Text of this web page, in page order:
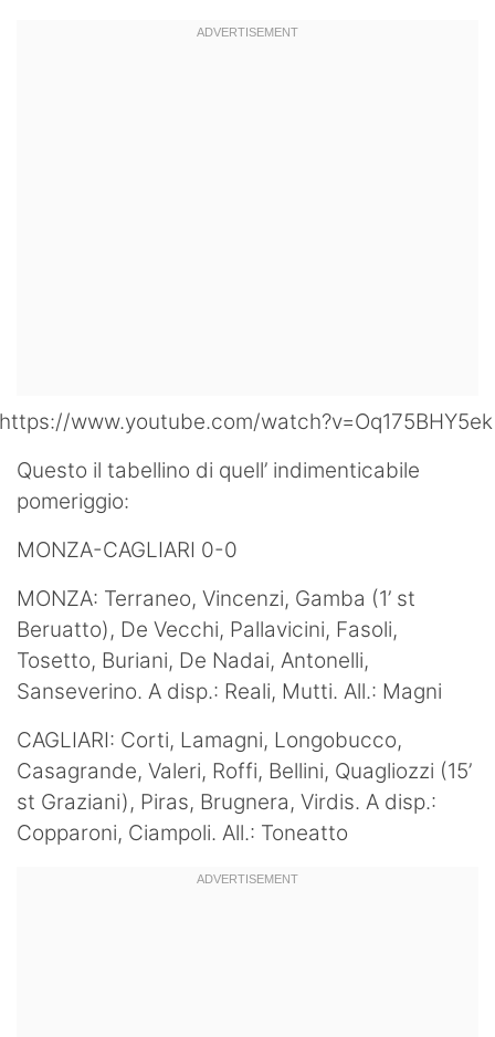
https://www.youtube.com/watch?v=Oq175BHY5ek
Questo il tabellino di quell’ indimenticabile
pomeriggio:
MONZA-CAGLIARI 0-0
MONZA: Terraneo, Vincenzi, Gamba (1’ st
Beruatto), De Vecchi, Pallavicini, Fasoli,
Tosetto, Buriani, De Nadai, Antonelli,
Sanseverino. A disp.: Reali, Mutti. All.: Magni
CAGLIARI: Corti, Lamagni, Longobucco,
Casagrande, Valeri, Roffi, Bellini, Quagliozzi (15’
st Graziani), Piras, Brugnera, Virdis. A disp.:
Copparoni, Ciampoli. All.: Toneatto